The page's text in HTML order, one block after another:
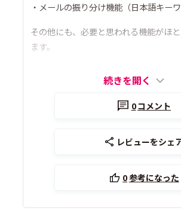
・メールの振り分け機能（日本語キーワ
その他にも、必要と思われる機能がほ
ます。
続きを開く
0コメント
レビューをシェ
0参考になった